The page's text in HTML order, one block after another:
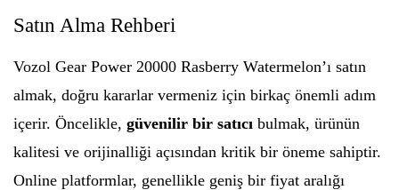
Satın Alma Rehberi
Vozol Gear Power 20000 Rasberry Watermelon’ı satın
almak, doğru kararlar vermeniz için birkaç önemli adım
içerir. Öncelikle, güvenilir bir satıcı bulmak, ürünün
kalitesi ve orijinalliği açısından kritik bir öneme sahiptir.
Online platformlar, genellikle geniş bir fiyat aralığı